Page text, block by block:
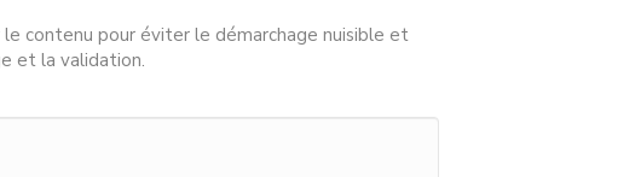
contenu pour éviter le démarchage nuisible et
et la validation.